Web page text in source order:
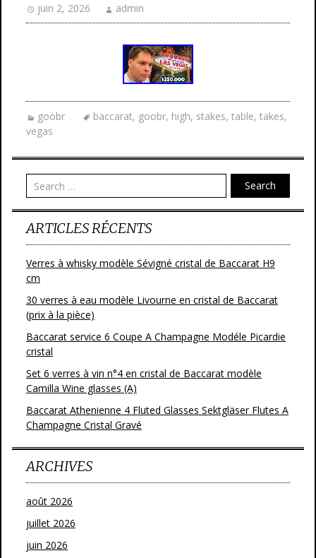
juin 2, 2026 admin
goobr baccarat, goobr, high, stakes, table, takes,
vegas
Search
ARTICLES RÉCENTS
Verres à whisky modèle Sévigné cristal de Baccarat H9
cm
30 verres à eau modèle Livourne en cristal de Baccarat
(prix à la pièce)
Baccarat service 6 Coupe A Champagne Modéle Picardie
cristal
Set 6 verres à vin n°4 en cristal de Baccarat modèle
Camilla Wine glasses (A)
Baccarat Athenienne 4 Fluted Glasses Sektgläser Flutes A
Champagne Cristal Gravé
ARCHIVES
août 2026
juillet 2026
juin 2026